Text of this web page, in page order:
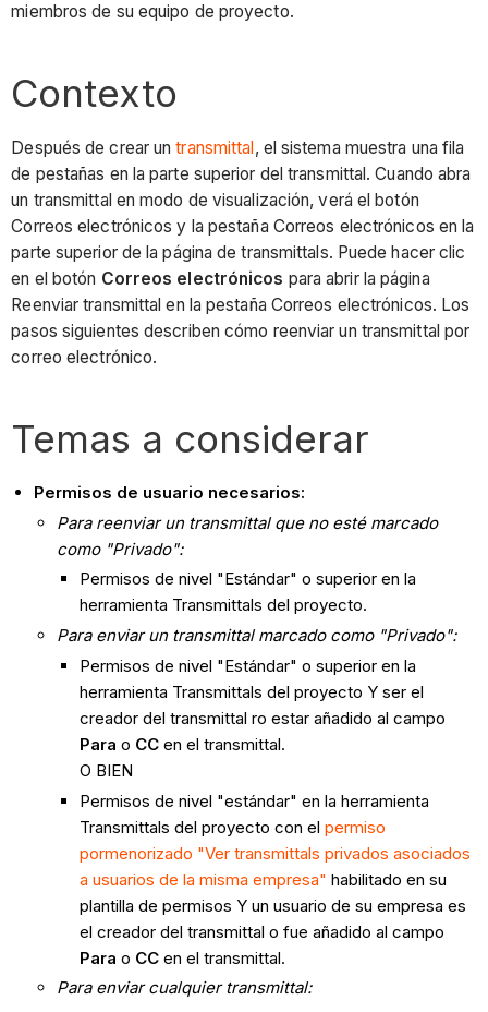
miembros de su equipo de proyecto.
Contexto
Después de crear untransmittal, el sistema muestra una fila
de pestañas en la parte superior del transmittal. Cuando abra
un transmittal en modo de visualización, verá el botón
Correos electrónicos y la pestaña Correos electrónicos en la
parte superior de la página de transmittals. Puede hacer clic
en el botón Correos electrónicos para abrir la página
Reenviar transmittal en la pestaña Correos electrónicos. Los
pasos siguientes describen cómo reenviar un transmittal por
correo electrónico.
Temas a considerar
Permisos de usuario necesarios:
Para reenviar un transmittal que no esté marcado
como "Privado":
Permisos de nivel "Estándar" o superior en la
herramienta Transmittals del proyecto.
Para enviar un transmittal marcado como "Privado":
Permisos de nivel "Estándar" o superior en la
herramienta Transmittals del proyecto Y ser el
creador del transmittal ro estar añadido al campo
Parao CCen el transmittal.
O BIEN
Permisos de nivel "estándar" en la herramienta
Transmittals del proyecto con elpermiso
pormenorizado "Ver transmittals privados asociados
a usuarios de la misma empresa" habilitado en su
plantilla de permisos Y un usuario de su empresa es
el creador del transmittal o fue añadido al campo
Parao CCen el transmittal.
Para enviar cualquier transmittal: